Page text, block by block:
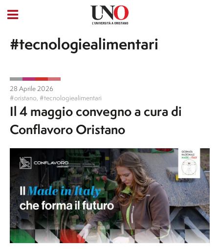
#tecnologiealimentari
28 Aprile 2026
#oristano, #tecnologiealimentari
Il 4 maggio convegno a cura di
Conflavoro Oristano